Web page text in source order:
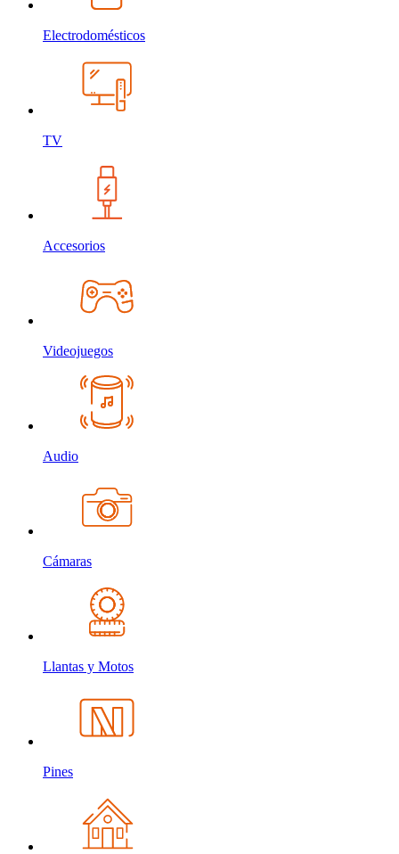
Electrodomésticos
TV
Accesorios
Videojuegos
Audio
Cámaras
Llantas y Motos
Pines